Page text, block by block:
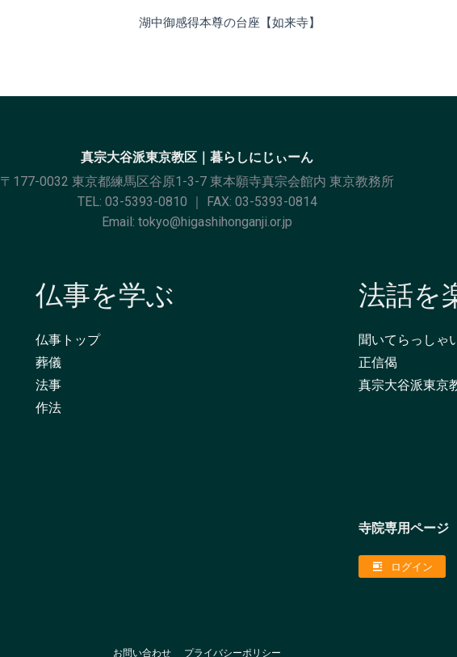
湖中御感得本尊の台座【如来寺】
真宗大谷派東京教区｜暮らしにじぃーん
〒177-0032 東京都練馬区谷原1-3-7 東本願寺真宗会館内 東京教務所
TEL: 03-5393-0810 ｜ FAX: 03-5393-0814
Email: tokyo@higashihonganji.or.jp
仏事を学ぶ
仏事トップ
葬儀
法事
作法
法話を
聞いてらっしゃ
正信偈
真宗大谷派東京
寺院専用ページ
ログイン
お問い合わせ プライバシーポリシー